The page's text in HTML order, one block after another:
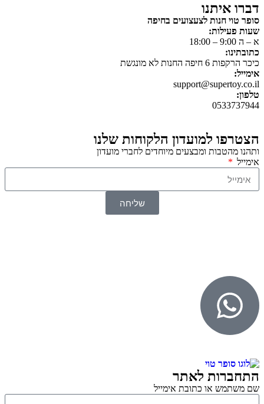
דברו איתנו
סופר טוי חנות לצעצועים בחיפה
שעות פעילות:
א – ה 9:00 – 18:00
כתובתינו:
כיכר הרקפות 6 חיפה החנות לא מונגשת
אימייל:
support@supertoy.co.il
טלפון:
0533737944
הצטרפו למועדון הלקוחות שלנו
ותהנו מהטבות ומבצעים מיוחדים לחברי מועדון
אימייל
שליחה
התחברות לאתר
שם משתמש או כתובת אימייל